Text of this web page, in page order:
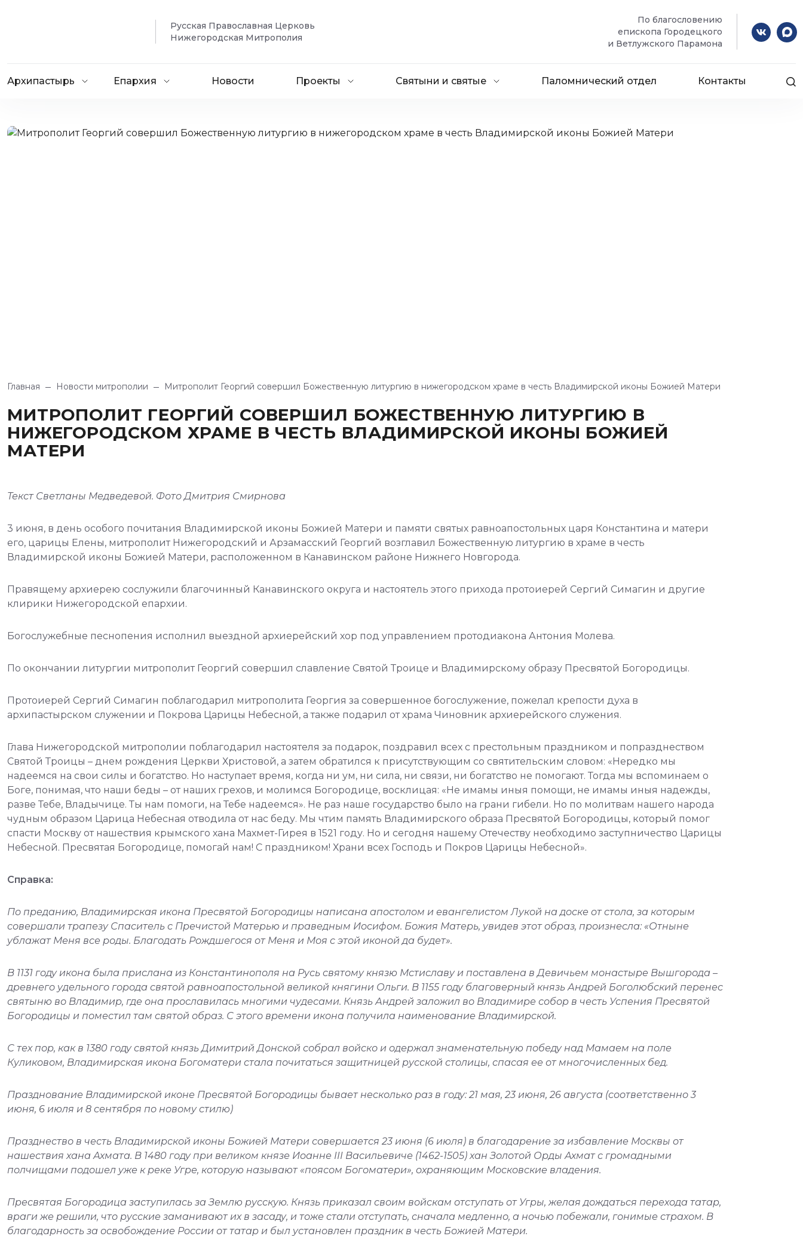
Русская Православная Церковь
Нижегородская Митрополия
По благословению
епископа Городецкого
и Ветлужского Парамона
Архипастырь Епархия Новости Проекты Святыни и святые Паломнический отдел Контакты
Главная Новости митрополии Митрополит Георгий совершил Божественную литургию в нижегородском храме в честь Владимирской иконы Божией Матери
МИТРОПОЛИТ ГЕОРГИЙ СОВЕРШИЛ БОЖЕСТВЕННУЮ ЛИТУРГИЮ В
НИЖЕГОРОДСКОМ ХРАМЕ В ЧЕСТЬ ВЛАДИМИРСКОЙ ИКОНЫ БОЖИЕЙ
МАТЕРИ
Текст Светланы Медведевой. Фото Дмитрия Смирнова
3 июня, в день особого почитания Владимирской иконы Божией Матери и памяти святых равноапостольных царя Константина и матери
его, царицы Елены, митрополит Нижегородский и Арзамасский Георгий возглавил Божественную литургию в храме в честь
Владимирской иконы Божией Матери, расположенном в Канавинском районе Нижнего Новгорода.
Правящему архиерею сослужили благочинный Канавинского округа и настоятель этого прихода протоиерей Сергий Симагин и другие
клирики Нижегородской епархии.
Богослужебные песнопения исполнил выездной архиерейский хор под управлением протодиакона Антония Молева.
По окончании литургии митрополит Георгий совершил славление Святой Троице и Владимирскому образу Пресвятой Богородицы.
Протоиерей Сергий Симагин поблагодарил митрополита Георгия за совершенное богослужение, пожелал крепости духа в
архипастырском служении и Покрова Царицы Небесной, а также подарил от храма Чиновник архиерейского служения.
Глава Нижегородской митрополии поблагодарил настоятеля за подарок, поздравил всех с престольным праздником и попразднеством
Святой Троицы – днем рождения Церкви Христовой, а затем обратился к присутствующим со святительским словом: «Нередко мы
надеемся на свои силы и богатство. Но наступает время, когда ни ум, ни сила, ни связи, ни богатство не помогают. Тогда мы вспоминаем о
Боге, понимая, что наши беды – от наших грехов, и молимся Богородице, восклицая: «Не имамы иныя помощи, не имамы иныя надежды,
разве Тебе, Владычице. Ты нам помоги, на Тебе надеемся». Не раз наше государство было на грани гибели. Но по молитвам нашего народа
чудным образом Царица Небесная отводила от нас беду. Мы чтим память Владимирского образа Пресвятой Богородицы, который помог
спасти Москву от нашествия крымского хана Махмет-Гирея в 1521 году. Но и сегодня нашему Отечеству необходимо заступничество Царицы
Небесной. Пресвятая Богородице, помогай нам! С праздником! Храни всех Господь и Покров Царицы Небесной».
Справка:
По преданию, Владимирская икона Пресвятой Богородицы написана апостолом и евангелистом Лукой на доске от стола, за которым
совершали трапезу Спаситель с Пречистой Матерью и праведным Иосифом. Божия Матерь, увидев этот образ, произнесла: «Отныне
ублажат Меня все роды. Благодать Рождшегося от Меня и Моя с этой иконой да будет».
В 1131 году икона была прислана из Константинополя на Русь святому князю Мстиславу и поставлена в Девичьем монастыре Вышгорода –
древнего удельного города святой равноапостольной великой княгини Ольги. В 1155 году благоверный князь Андрей Боголюбский перенес
святыню во Владимир, где она прославилась многими чудесами. Князь Андрей заложил во Владимире собор в честь Успения Пресвятой
Богородицы и поместил там святой образ. С этого времени икона получила наименование Владимирской.
С тех пор, как в 1380 году святой князь Димитрий Донской собрал войско и одержал знаменательную победу над Мамаем на поле
Куликовом, Владимирская икона Богоматери стала почитаться защитницей русской столицы, спасая ее от многочисленных бед.
Празднование Владимирской иконе Пресвятой Богородицы бывает несколько раз в году: 21 мая, 23 июня, 26 августа (соответственно 3
июня, 6 июля и 8 сентября по новому стилю)
Празднество в честь Владимирской иконы Божией Матери совершается 23 июня (6 июля) в благодарение за избавление Москвы от
нашествия хана Ахмата. В 1480 году при великом князе Иоанне III Васильевиче (1462-1505) хан Золотой Орды Ахмат с громадными
полчищами подошел уже к реке Угре, которую называют «поясом Богоматери», охраняющим Московские владения.
Пресвятая Богородица заступилась за Землю русскую. Князь приказал своим войскам отступать от Угры, желая дождаться перехода татар,
враги же решили, что русские заманивают их в засаду, и тоже стали отступать, сначала медленно, а ночью побежали, гонимые страхом. В
благодарность за освобождение России от татар и был установлен праздник в честь Божией Матери.